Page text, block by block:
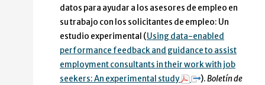
datos para ayudar a los asesores de empleo en
su trabajo con los solicitantes de empleo: Un
estudio experimental (Using data-enabled
performance feedback and guidance to assist
employment consultants in their work with job
seekers: An experimental study
).Boletín de